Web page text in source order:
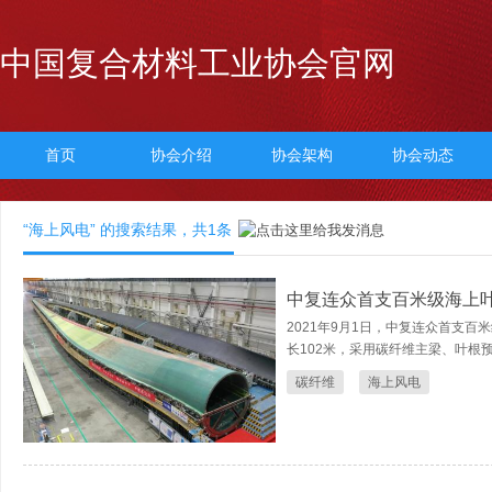
中国复合材料工业协会官网
首页 协会介绍 协会架构 协会动态
“海上风电” 的搜索结果，共1条
中复连众首支百米级海上
2021年9月1日，中复连众首支百
长102米，采用碳纤维主梁、叶根
碳纤维 海上风电